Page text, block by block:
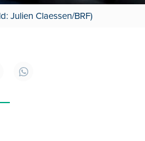
Julien Claessen/BRF)